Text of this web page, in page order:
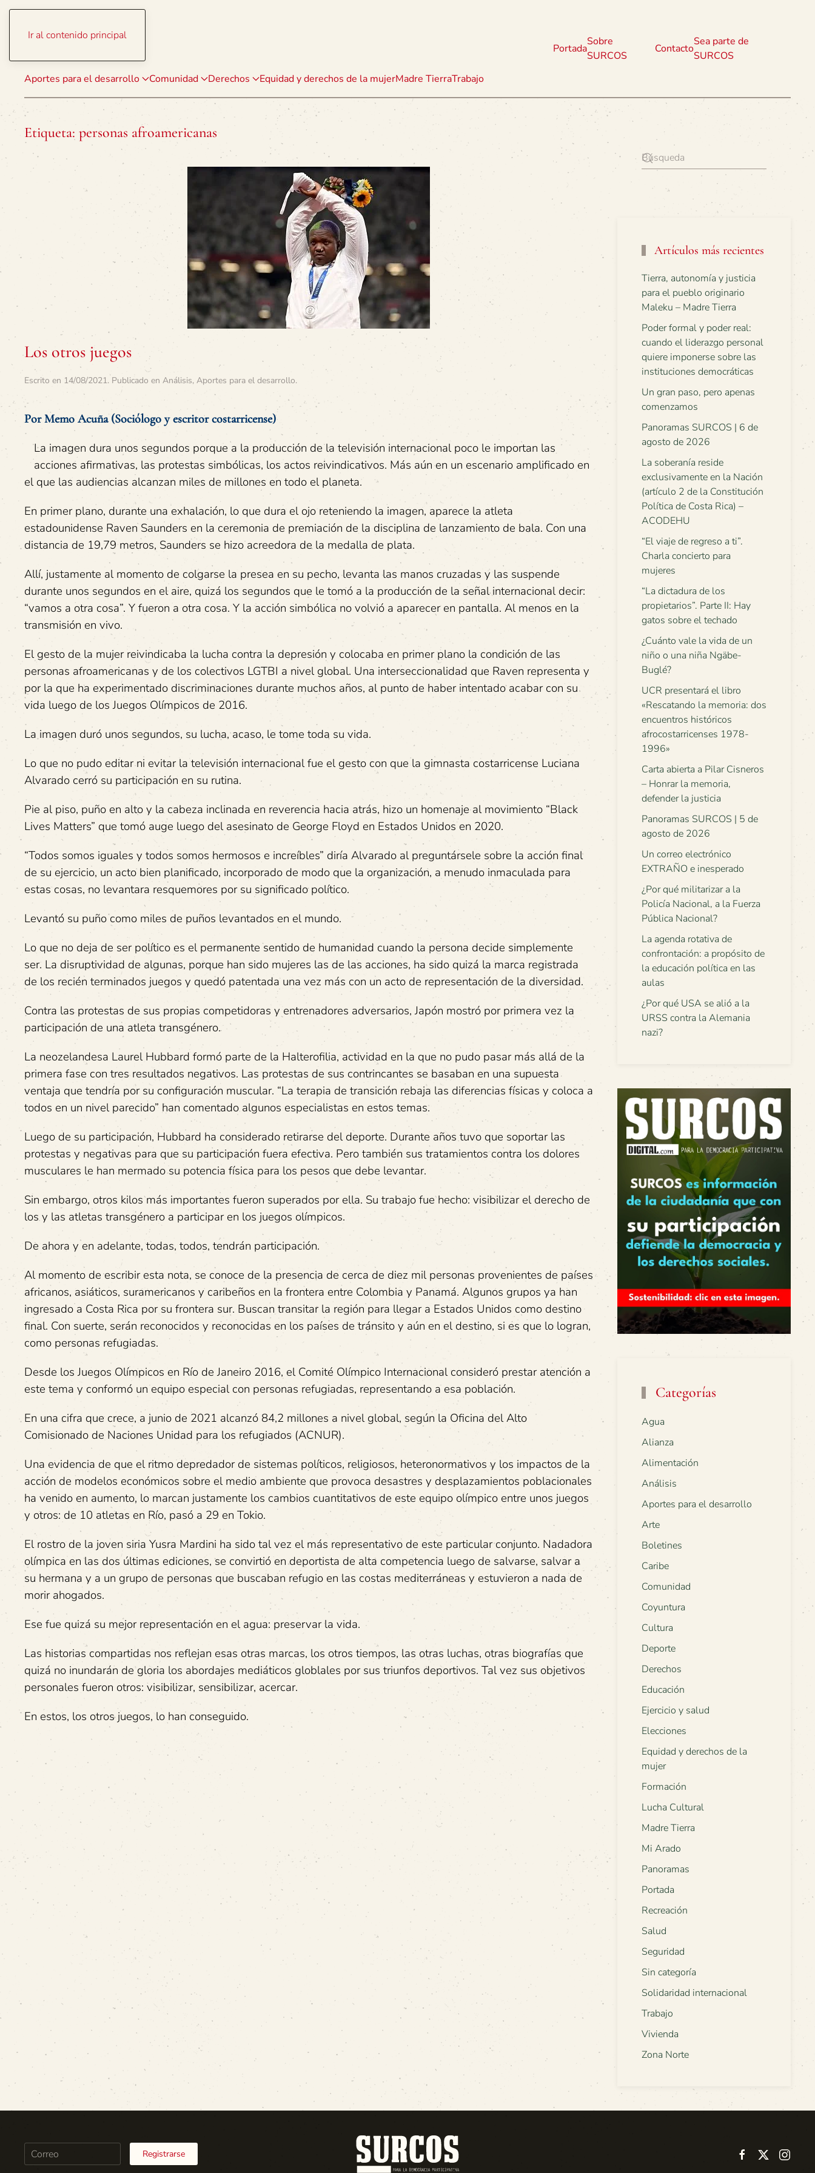
Ir al contenido principal
Aportes para el desarrollo Comunidad Derechos Equidad y derechos de la mujerMadre TierraTrabajo
Portada
Sobre
SURCOS
Contacto
Sea parte de
SURCOS
Etiqueta: personas afroamericanas
Los otros juegos
Escrito en 14/08/2021. Publicado en Análisis, Aportes para el desarrollo.
Por Memo Acuña (Sociólogo y escritor costarricense)
La imagen dura unos segundos porque a la producción de la televisión internacional poco le importan las
acciones afirmativas, las protestas simbólicas, los actos reivindicativos. Más aún en un escenario amplificado en
el que las audiencias alcanzan miles de millones en todo el planeta.
En primer plano, durante una exhalación, lo que dura el ojo reteniendo la imagen, aparece la atleta
estadounidense Raven Saunders en la ceremonia de premiación de la disciplina de lanzamiento de bala. Con una
distancia de 19,79 metros, Saunders se hizo acreedora de la medalla de plata.
Allí, justamente al momento de colgarse la presea en su pecho, levanta las manos cruzadas y las suspende
durante unos segundos en el aire, quizá los segundos que le tomó a la producción de la señal internacional decir:
“vamos a otra cosa”. Y fueron a otra cosa. Y la acción simbólica no volvió a aparecer en pantalla. Al menos en la
transmisión en vivo.
El gesto de la mujer reivindicaba la lucha contra la depresión y colocaba en primer plano la condición de las
personas afroamericanas y de los colectivos LGTBI a nivel global. Una interseccionalidad que Raven representa y
por la que ha experimentado discriminaciones durante muchos años, al punto de haber intentado acabar con su
vida luego de los Juegos Olímpicos de 2016.
La imagen duró unos segundos, su lucha, acaso, le tome toda su vida.
Lo que no pudo editar ni evitar la televisión internacional fue el gesto con que la gimnasta costarricense Luciana
Alvarado cerró su participación en su rutina.
Pie al piso, puño en alto y la cabeza inclinada en reverencia hacia atrás, hizo un homenaje al movimiento “Black
Lives Matters” que tomó auge luego del asesinato de George Floyd en Estados Unidos en 2020.
“Todos somos iguales y todos somos hermosos e increíbles” diría Alvarado al preguntársele sobre la acción final
de su ejercicio, un acto bien planificado, incorporado de modo que la organización, a menudo inmaculada para
estas cosas, no levantara resquemores por su significado político.
Levantó su puño como miles de puños levantados en el mundo.
Lo que no deja de ser político es el permanente sentido de humanidad cuando la persona decide simplemente
ser. La disruptividad de algunas, porque han sido mujeres las de las acciones, ha sido quizá la marca registrada
de los recién terminados juegos y quedó patentada una vez más con un acto de representación de la diversidad.
Contra las protestas de sus propias competidoras y entrenadores adversarios, Japón mostró por primera vez la
participación de una atleta transgénero.
La neozelandesa Laurel Hubbard formó parte de la Halterofilia, actividad en la que no pudo pasar más allá de la
primera fase con tres resultados negativos. Las protestas de sus contrincantes se basaban en una supuesta
ventaja que tendría por su configuración muscular. “La terapia de transición rebaja las diferencias físicas y coloca a
todos en un nivel parecido” han comentado algunos especialistas en estos temas.
Luego de su participación, Hubbard ha considerado retirarse del deporte. Durante años tuvo que soportar las
protestas y negativas para que su participación fuera efectiva. Pero también sus tratamientos contra los dolores
musculares le han mermado su potencia física para los pesos que debe levantar.
Sin embargo, otros kilos más importantes fueron superados por ella. Su trabajo fue hecho: visibilizar el derecho de
los y las atletas transgénero a participar en los juegos olímpicos.
De ahora y en adelante, todas, todos, tendrán participación.
Al momento de escribir esta nota, se conoce de la presencia de cerca de diez mil personas provenientes de países
africanos, asiáticos, suramericanos y caribeños en la frontera entre Colombia y Panamá. Algunos grupos ya han
ingresado a Costa Rica por su frontera sur. Buscan transitar la región para llegar a Estados Unidos como destino
final. Con suerte, serán reconocidos y reconocidas en los países de tránsito y aún en el destino, si es que lo logran,
como personas refugiadas.
Desde los Juegos Olímpicos en Río de Janeiro 2016, el Comité Olímpico Internacional consideró prestar atención a
este tema y conformó un equipo especial con personas refugiadas, representando a esa población.
En una cifra que crece, a junio de 2021 alcanzó 84,2 millones a nivel global, según la Oficina del Alto
Comisionado de Naciones Unidad para los refugiados (ACNUR).
Una evidencia de que el ritmo depredador de sistemas políticos, religiosos, heteronormativos y los impactos de la
acción de modelos económicos sobre el medio ambiente que provoca desastres y desplazamientos poblacionales
ha venido en aumento, lo marcan justamente los cambios cuantitativos de este equipo olímpico entre unos juegos
y otros: de 10 atletas en Río, pasó a 29 en Tokio.
El rostro de la joven siria Yusra Mardini ha sido tal vez el más representativo de este particular conjunto. Nadadora
olímpica en las dos últimas ediciones, se convirtió en deportista de alta competencia luego de salvarse, salvar a
su hermana y a un grupo de personas que buscaban refugio en las costas mediterráneas y estuvieron a nada de
morir ahogados.
Ese fue quizá su mejor representación en el agua: preservar la vida.
Las historias compartidas nos reflejan esas otras marcas, los otros tiempos, las otras luchas, otras biografías que
quizá no inundarán de gloria los abordajes mediáticos globlales por sus triunfos deportivos. Tal vez sus objetivos
personales fueron otros: visibilizar, sensibilizar, acercar.
En estos, los otros juegos, lo han conseguido.
Artículos más recientes
Tierra, autonomía y justicia
para el pueblo originario
Maleku – Madre Tierra
Poder formal y poder real:
cuando el liderazgo personal
quiere imponerse sobre las
instituciones democráticas
Un gran paso, pero apenas
comenzamos
Panoramas SURCOS | 6 de
agosto de 2026
La soberanía reside
exclusivamente en la Nación
(artículo 2 de la Constitución
Política de Costa Rica) –
ACODEHU
“El viaje de regreso a ti”.
Charla concierto para
mujeres
“La dictadura de los
propietarios”. Parte II: Hay
gatos sobre el techado
¿Cuánto vale la vida de un
niño o una niña Ngäbe-
Buglé?
UCR presentará el libro
«Rescatando la memoria: dos
encuentros históricos
afrocostarricenses 1978-
1996»
Carta abierta a Pilar Cisneros
– Honrar la memoria,
defender la justicia
Panoramas SURCOS | 5 de
agosto de 2026
Un correo electrónico
EXTRAÑO e inesperado
¿Por qué militarizar a la
Policía Nacional, a la Fuerza
Pública Nacional?
La agenda rotativa de
confrontación: a propósito de
la educación política en las
aulas
¿Por qué USA se alió a la
URSS contra la Alemania
nazi?
Categorías
Agua
Alianza
Alimentación
Análisis
Aportes para el desarrollo
Arte
Boletines
Caribe
Comunidad
Coyuntura
Cultura
Deporte
Derechos
Educación
Ejercicio y salud
Elecciones
Equidad y derechos de la
mujer
Formación
Lucha Cultural
Madre Tierra
Mi Arado
Panoramas
Portada
Recreación
Salud
Seguridad
Sin categoría
Solidaridad internacional
Trabajo
Vivienda
Zona Norte
Registrarse